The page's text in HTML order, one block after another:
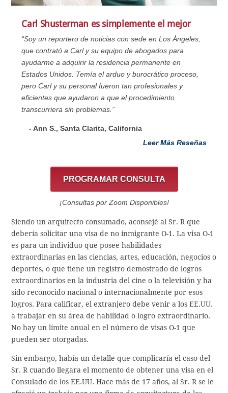
Carl Shusterman es simplemente el mejor
“Soy un reportero de noticias con sede en Los Ángeles,
que contrató a Carl y su equipo de abogados para
ayudarme a adquirir la residencia permanente en
Estados Unidos. Temía el arduo y burocrático proceso,
pero Carl y su personal fueron tan profesionales y
eficientes que ayudaron a que el procedimiento
transcurriera sin problemas.”
- Ann S., Santa Clarita, California
Leer Más Reseñas
PROGRAMAR CONSULTA
¡Consultas por Zoom Disponibles!
Siendo un arquitecto consumado, aconsejé al Sr. R que
debería solicitar una visa de no inmigrante O-1. La visa O-1
es para un individuo que posee habilidades
extraordinarias en las ciencias, artes, educación, negocios o
deportes, o que tiene un registro demostrado de logros
extraordinarios en la industria del cine o la televisión y ha
sido reconocido nacional o internacionalmente por esos
logros. Para calificar, el extranjero debe venir a los EE.UU.
a trabajar en su área de habilidad o logro extraordinario.
No hay un límite anual en el número de visas O-1 que
pueden ser otorgadas.
Sin embargo, había un detalle que complicaría el caso del
Sr. R cuando llegara el momento de obtener una visa en el
Consulado de los EE.UU. Hace más de 17 años, al Sr. R se le